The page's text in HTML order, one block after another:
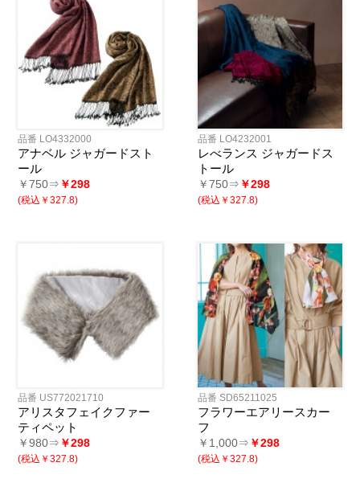
品番 LO4332000
アナベル ジャガードスト
ール
￥750⇒ ￥298
(税込￥327.8)
品番 LO4232001
レべランス ジャガードス
トール
￥750⇒ ￥298
(税込￥327.8)
品番 US772021710
アリスタフェイクファー
ティペット
￥980⇒ ￥298
(税込￥327.8)
品番 SD65211025
フラワーエアリースカー
フ
￥1,000⇒ ￥298
(税込￥327.8)